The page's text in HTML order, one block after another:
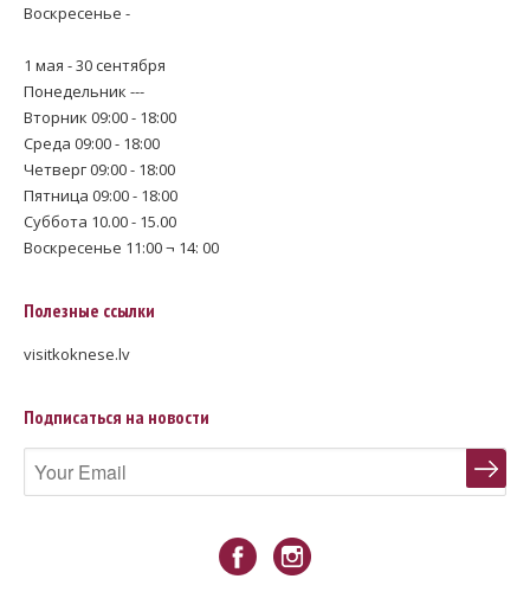
Воскресенье -
1 мая - 30 сентября
Понедельник ---
Вторник 09:00 - 18:00
Среда 09:00 - 18:00
Четверг 09:00 - 18:00
Пятница 09:00 - 18:00
Суббота 10.00 - 15.00
Воскресенье 11:00 ¬ 14: 00
Полезные ссылки
visitkoknese.lv
Подписаться на новости